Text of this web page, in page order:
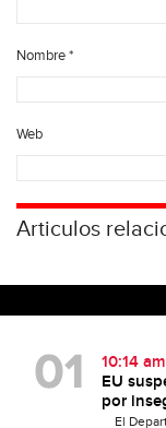
Nombre*
Web
Articulos
10:14 am
EU
por
El